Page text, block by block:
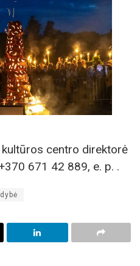
centro direktorė
671 42 889, e. p. .